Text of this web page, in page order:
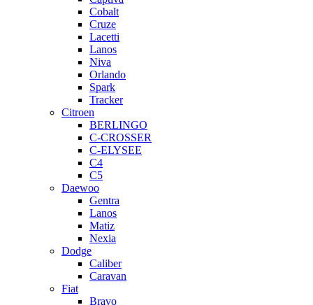
Cobalt
Cruze
Lacetti
Lanos
Niva
Orlando
Spark
Tracker
Citroen
BERLINGO
C-CROSSER
C-ELYSEE
C4
C5
Daewoo
Gentra
Lanos
Matiz
Nexia
Dodge
Caliber
Caravan
Fiat
Bravo